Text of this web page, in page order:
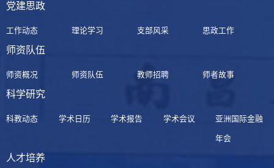
党建思政
工作动态 理论学习 支部风采 思政工作
师资队伍
师资概况 师资队伍 教师招聘 师者故事
科学研究
科教动态 学术日历 学术报告 学术会议 亚洲国际金融
年会
人才培养